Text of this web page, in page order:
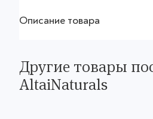
Описание товара
Другие товары
AltaiNaturals